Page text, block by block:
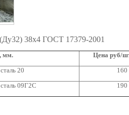
38х4 ГОСТ 17379-2001
мм.
Цена руб/
20
160
09Г2С
190